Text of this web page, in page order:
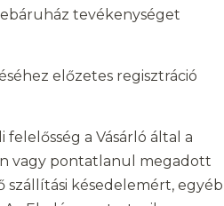
tevékenységet
előzetes regisztráció
a Vásárló által a
vagy pontatlanul megadott
szállítási késedelemért, egyéb